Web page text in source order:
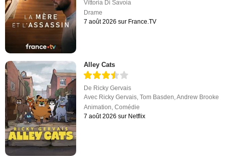
Vittoria Di Savoia
Drame
7 août 2026 sur France.TV
Alley Cats
De Ricky Gervais
Avec Ricky Gervais,Tom Basden,Andrew Brooke
Animation,Comédie
7 août 2026 sur Netflix